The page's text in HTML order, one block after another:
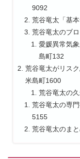
9092
荒谷竜太「基
荒谷竜太のブ
愛媛異常気
島町132
荒谷竜太がリス
米島町1600
荒谷竜太の
荒谷竜太の専
5155
荒谷竜太のま